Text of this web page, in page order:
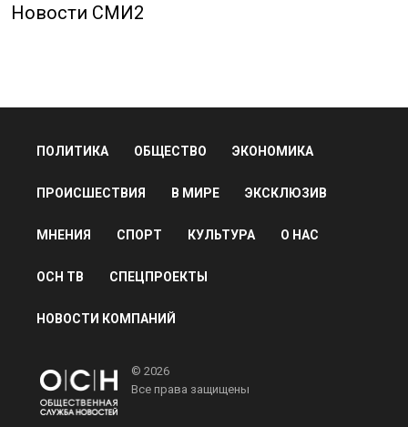
Новости СМИ2
ПОЛИТИКА ОБЩЕСТВО ЭКОНОМИКА
ПРОИСШЕСТВИЯ В МИРЕ ЭКСКЛЮЗИВ
МНЕНИЯ СПОРТ КУЛЬТУРА О НАС
ОСН ТВ СПЕЦПРОЕКТЫ
НОВОСТИ КОМПАНИЙ
© 2026
Все права защищены